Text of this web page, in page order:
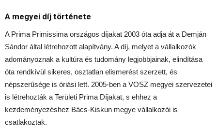
A megyei díj története
A Prima Primissima országos díjakat 2003 óta adja át a Demján
Sándor által létrehozott alapítvány. A díj, melyet a vállalkozók
adományoznak a kultúra és tudomány legjobbjainak, elindítása
óta rendkívül sikeres, osztatlan elismerést szerzett, és
népszerűsége is óriási lett. 2005-ben a VOSZ megyei szervezetei
is létrehozták a Területi Prima Díjakat, s ehhez a
kezdeményezéshez Bács-Kiskun megye vállalkozói is
csatlakoztak.